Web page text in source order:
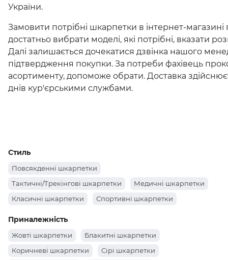
України.
Замовити потрібні шкарпетки в інтернет-магазині
достатньо вибрати моделі, які потрібні, вказати
Далі залишається дочекатися дзвінка нашого
підтвердження покупки. За потреби фахівець
асортименту, допоможе обрати. Доставка
днів кур'єрськими службами.
Стиль
Повсякденні шкарпетки
Тактичні/Трекінгові шкарпетки
Медичні шкарпетки
Класичні шкарпетки
Спортивні шкарпетки
Приналежність
Жовті шкарпетки
Блакитні шкарпетки
Коричневі шкарпетки
Сірі шкарпетки